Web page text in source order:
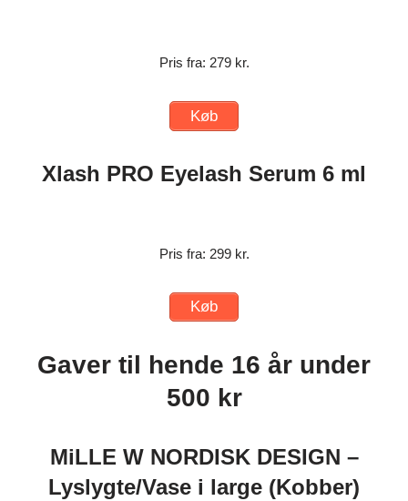
Pris fra: 279 kr.
Køb
Xlash PRO Eyelash Serum 6 ml
Pris fra: 299 kr.
Køb
Gaver til hende 16 år under
500 kr
MiLLE W NORDISK DESIGN –
Lyslygte/Vase i large (Kobber)